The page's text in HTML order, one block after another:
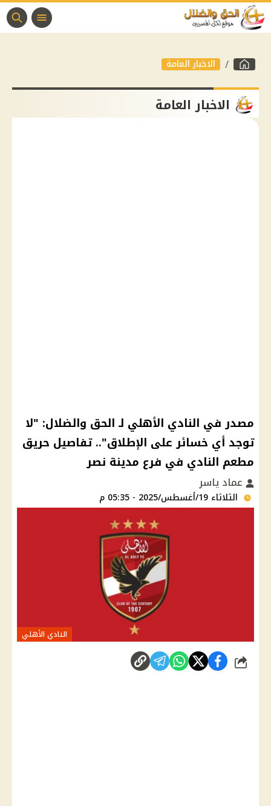
الاخبار العامة
الاخبار العامة
مصدر في النادي الأهلي لـ الحق والضلال: "لا
توجد أي خسائر على الإطلاق".. تفاصيل حريق
مطعم النادي في فرع مدينة نصر
عماد ياسر
الثلاثاء 19/أغسطس/2025 - 05:35 م
النادي الأهلي
شارك